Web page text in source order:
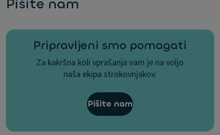
Pišite nam
Pripravljeni smo pomagati
Za kakršna koli vprašanja vam je na voljo
naša ekipa strokovnjakov.
Pišite nam